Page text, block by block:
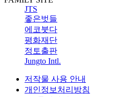
JTS
좋은벗들
에코붓다
평화재단
정토출판
Jungto Intl.
저작물 사용 안내
개인정보처리방침